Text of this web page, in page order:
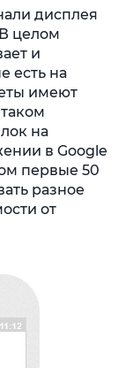
дисплея
целом
и
есть на
имеют
на
в Google
первые 50
разное
от